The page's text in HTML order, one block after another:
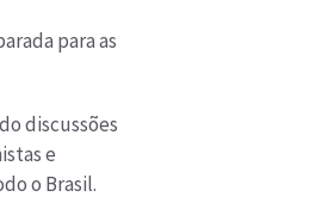
para as
discussões
e
o Brasil.